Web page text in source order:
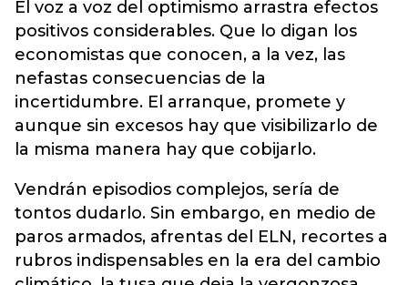
El voz a voz del optimismo arrastra efectos
positivos considerables. Que lo digan los
economistas que conocen, a la vez, las
nefastas consecuencias de la
incertidumbre. El arranque, promete y
aunque sin excesos hay que visibilizarlo de
la misma manera hay que cobijarlo.
Vendrán episodios complejos, sería de
tontos dudarlo. Sin embargo, en medio de
paros armados, afrentas del ELN, recortes a
rubros indispensables en la era del cambio